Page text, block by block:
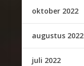
oktober 2022
augustus 2022
juli 2022